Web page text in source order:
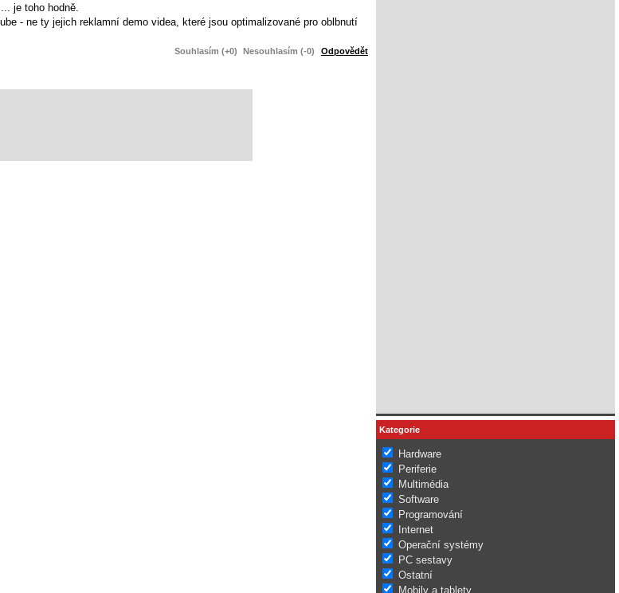
je toho hodně.
- ne ty jejich reklamní demo videa, které jsou optimalizované pro oblbnutí
Souhlasím (+0) Nesouhlasím (-0) Odpovědět
Kategorie
Hardware
Periferie
Multimédia
Software
Programování
Internet
Operační systémy
PC sestavy
Ostatní
Mobily a tablety